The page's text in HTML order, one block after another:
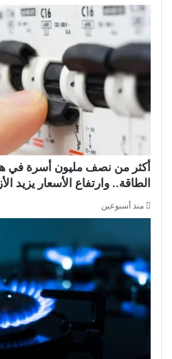
أكثر من نصف مليون أسرة في
الطاقة.. وارتفاع الأسعار يزيد
منذ أسبوعين